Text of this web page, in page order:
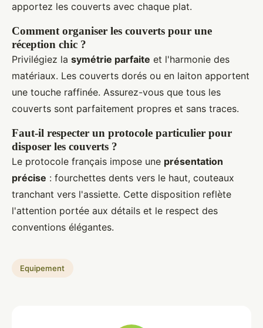
apportez les couverts avec chaque plat.
Comment organiser les couverts pour une
réception chic ?
Privilégiez la symétrie parfaite et l'harmonie des
matériaux. Les couverts dorés ou en laiton apportent
une touche raffinée. Assurez-vous que tous les
couverts sont parfaitement propres et sans traces.
Faut-il respecter un protocole particulier pour
disposer les couverts ?
Le protocole français impose une présentation
précise : fourchettes dents vers le haut, couteaux
tranchant vers l'assiette. Cette disposition reflète
l'attention portée aux détails et le respect des
conventions élégantes.
Equipement